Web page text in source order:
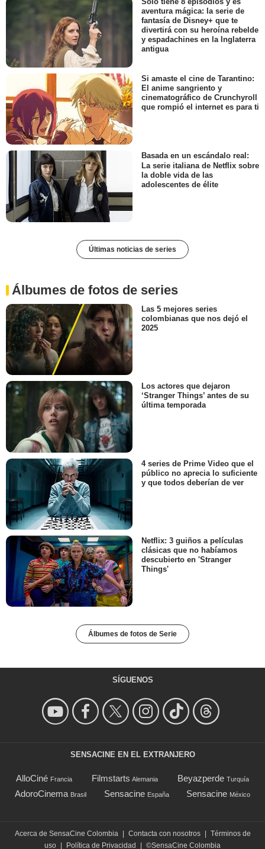
aventura mágica: la serie de
fantasía de Disney+ que te
divertirá con su heroína rebelde
y espadachines en la Inglaterra
antigua
Si amaste el cine de Tarantino:
El anime sangriento y
cinematográfico de Crunchyroll
que rompió el internet es para ti
Basada en un escándalo real:
La serie italiana de Netflix sobre
la doble vida de las
adolescentes de élite
Últimas noticias de series
Álbumes de fotos de series
Las 5 mejores series
colombianas que nos dejó el
2025
Los actores que dejaron
‘Stranger Things’ antes de su
última temporada
4 series de Prime Video que el
público no aprecia lo suficiente
y que todos deberían de ver
Netflix: 3 guiños a películas
clásicas que no habíamos
descubierto en 'Stranger
Things'
Álbumes de fotos de Serie
SÍGUENOS
SENSACINE EN EL EXTRANJERO
AlloCiné Francia Filmstarts Alemania Beyazperde Turquía
AdoroCinema Brasil Sensacine España Sensacine México
Acerca de SensaCine Colombia Contacta con nosotros
Términos de
uso
Política de Privacidad ©SensaCine Colombia